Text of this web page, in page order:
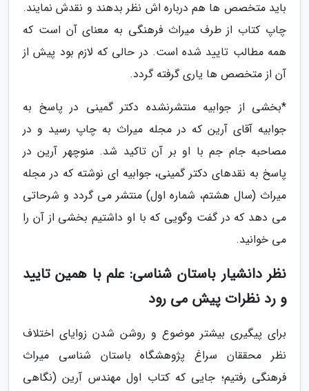
باید متخصص ها هم درباره اش نظر بدهند و نقدش نمایند.
چاپ کتاب از طرف میراث فرهنگی به معنای آن است که
همه مطالب تایید شده است. در حالی که لازم بود پیش از
آن از متخصص ها یاری گرفته گردد.
*بخشی از جوابیه منتشرنشده دکتر گمینی در پاسخ به
جوابیه آقای آرین که در مجله میراث به چاپ رسید و در
مصاحبه جام جم با او بر آن تاکید شد. منوچهر آرین در
پاسخ به نقدهای دکتر گمینی، جوابیه ای نوشته که در مجله
میراث (سال هشتم، شماره اول) منتشر می گردد و شرحاتی
می دهد که در گفت وگویی که با او داشتیم بخشی از آن را
می خوانید.
نظر دانشیار باستان شناسی: علم با همین تایید
و رد نظرات پیش می رود
برای پیگیری بیشتر موضوع و روشن شدن زوایای اختلاف
نظر محققان سراغ پژوهشگاه باستان شناسی میراث
فرهنگی رفتیم؛ جایی که کتاب اول مهندس آرین (نگاهی